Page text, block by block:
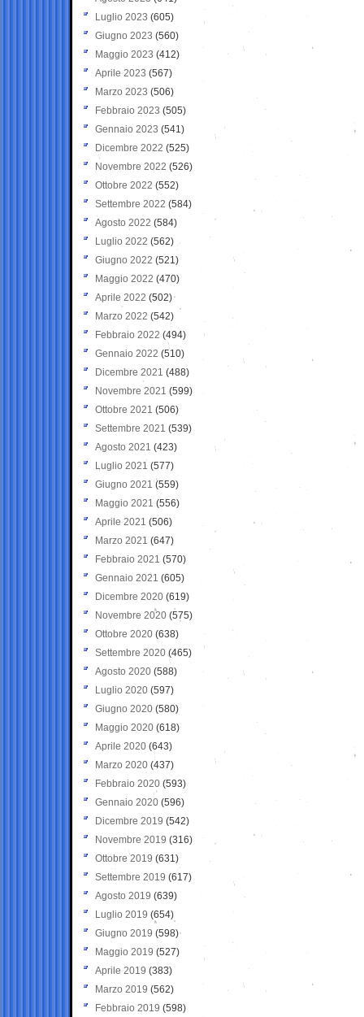
Luglio 2023 (605)
Giugno 2023 (560)
Maggio 2023 (412)
Aprile 2023 (567)
Marzo 2023 (506)
Febbraio 2023 (505)
Gennaio 2023 (541)
Dicembre 2022 (525)
Novembre 2022 (526)
Ottobre 2022 (552)
Settembre 2022 (584)
Agosto 2022 (584)
Luglio 2022 (562)
Giugno 2022 (521)
Maggio 2022 (470)
Aprile 2022 (502)
Marzo 2022 (542)
Febbraio 2022 (494)
Gennaio 2022 (510)
Dicembre 2021 (488)
Novembre 2021 (599)
Ottobre 2021 (506)
Settembre 2021 (539)
Agosto 2021 (423)
Luglio 2021 (577)
Giugno 2021(559)
Maggio 2021 (556)
Aprile 2021 (506)
Marzo 2021 (647)
Febbraio 2021 (570)
Gennaio 2021 (605)
Dicembre 2020 (619)
Novembre 2020 (575)
Ottobre 2020 (638)
Settembre 2020(465)
Agosto 2020 (588)
Luglio 2020 (597)
Giugno 2020 (580)
Maggio 2020 (618)
Aprile 2020 (643)
Marzo 2020 (437)
Febbraio 2020 (593)
Gennaio 2020 (596)
Dicembre 2019 (542)
Novembre 2019 (316)
Ottobre 2019 (631)
Settembre 2019 (617)
Agosto 2019 (639)
Luglio 2019 (654)
Giugno 2019 (598)
Maggio 2019 (527)
Aprile 2019 (383)
Marzo 2019 (562)
Febbraio 2019 (598)